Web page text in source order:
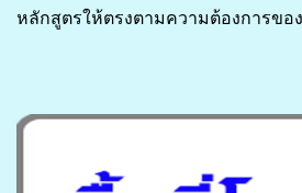
หลักสูตรให้ตรงตามความต้องการขอ